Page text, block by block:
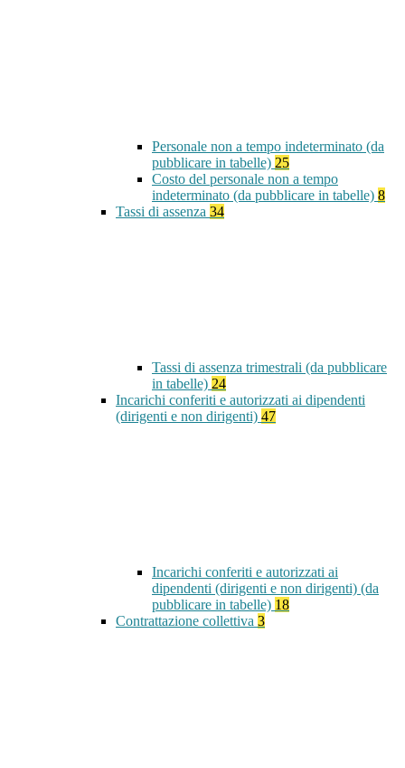
Personale non a tempo indeterminato (da
pubblicare in tabelle) 25
Costo del personale non a tempo
indeterminato (da pubblicare in tabelle) 8
Tassi di assenza 34
Tassi di assenza trimestrali (da pubblicare
in tabelle) 24
Incarichi conferiti e autorizzati ai dipendenti
(dirigenti e non dirigenti) 47
Incarichi conferiti e autorizzati ai
dipendenti (dirigenti e non dirigenti) (da
pubblicare in tabelle) 18
Contrattazione collettiva 3